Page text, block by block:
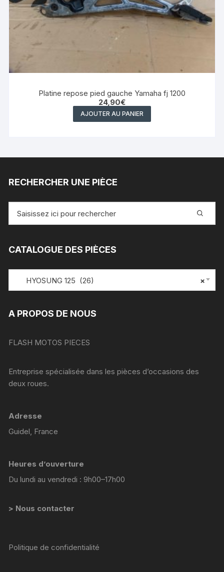
Platine repose pied gauche Yamaha fj 1200
24,90€
AJOUTER AU PANIER
RECHERCHER UNE PIÈCE
pour
CATALOGUE DES PIÈCES
×
HYOSUNG 125 (26)
A PROPOS DE NOUS
FLASH MOTOS PIECES
Entreprise spécialisée dans les pièces d’occasions des
deux roues.
Adresse
Guidel, France
Heures d’ouverture
Du lundi au vendredi : 9h00–17h00
> Nous contacter
Politique de confidentialité